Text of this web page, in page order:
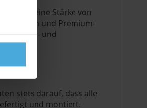
besitzt eine Stärke von
und Premium-
Kontrast- und
stets darauf, dass alle
und montiert.